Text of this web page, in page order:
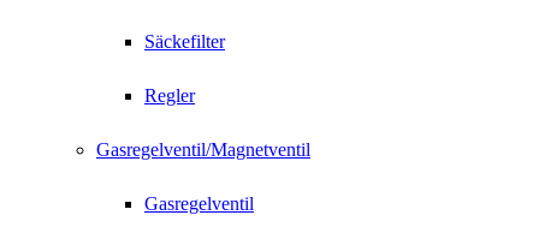
Säckefilter
Regler
Gasregelventil/Magnetventil
Gasregelventil